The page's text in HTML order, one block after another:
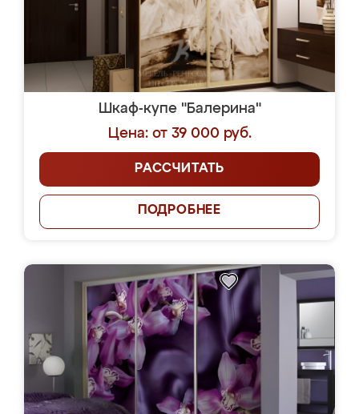
Шкаф-купе "Балерина"
Цена: от 39 000 руб.
РАССЧИТАТЬ
ПОДРОБНЕЕ